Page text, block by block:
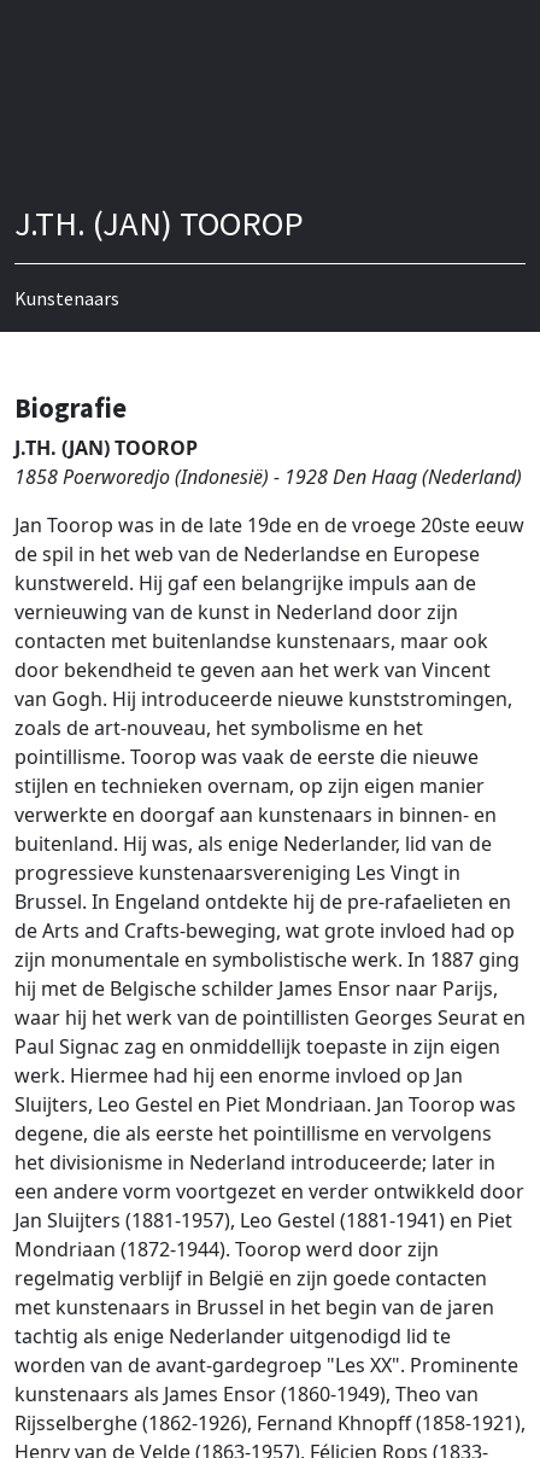
J.TH. (JAN) TOOROP
Kunstenaars
Biografie
J.TH. (JAN) TOOROP
1858 Poerworedjo (Indonesië) - 1928 Den Haag (Nederland)
Jan Toorop was in de late 19de en de vroege 20ste eeuw
de spil in het web van de Nederlandse en Europese
kunstwereld. Hij gaf een belangrijke impuls aan de
vernieuwing van de kunst in Nederland door zijn
contacten met buitenlandse kunstenaars, maar ook
door bekendheid te geven aan het werk van Vincent
van Gogh. Hij introduceerde nieuwe kunststromingen,
zoals de art-nouveau, het symbolisme en het
pointillisme. Toorop was vaak de eerste die nieuwe
stijlen en technieken overnam, op zijn eigen manier
verwerkte en doorgaf aan kunstenaars in binnen- en
buitenland. Hij was, als enige Nederlander, lid van de
progressieve kunstenaarsvereniging Les Vingt in
Brussel. In Engeland ontdekte hij de pre-rafaelieten en
de Arts and Crafts-beweging, wat grote invloed had op
zijn monumentale en symbolistische werk. In 1887 ging
hij met de Belgische schilder James Ensor naar Parijs,
waar hij het werk van de pointillisten Georges Seurat en
Paul Signac zag en onmiddellijk toepaste in zijn eigen
werk. Hiermee had hij een enorme invloed op Jan
Sluijters, Leo Gestel en Piet Mondriaan. Jan Toorop was
degene, die als eerste het pointillisme en vervolgens
het divisionisme in Nederland introduceerde; later in
een andere vorm voortgezet en verder ontwikkeld door
Jan Sluijters (1881-1957), Leo Gestel (1881-1941) en Piet
Mondriaan (1872-1944). Toorop werd door zijn
regelmatig verblijf in België en zijn goede contacten
met kunstenaars in Brussel in het begin van de jaren
tachtig als enige Nederlander uitgenodigd lid te
worden van de avant-gardegroep "Les XX". Prominente
kunstenaars als James Ensor (1860-1949), Theo van
Rijsselberghe (1862-1926), Fernand Khnopff (1858-1921),
Henry van de Velde (1863-1957), Félicien Rops (1833-